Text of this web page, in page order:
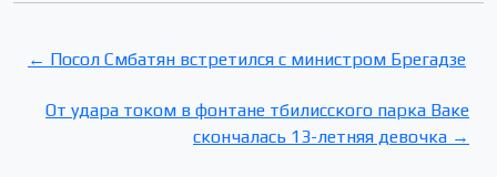
← Посол Смбатян встретился с министром Брегадзе
От удара током в фонтане тбилисского парка Ваке
скончалась 13-летняя девочка →